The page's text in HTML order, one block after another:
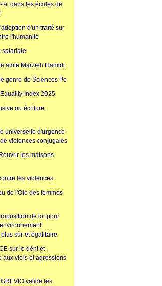
t-il dans les écoles de
d'un traité sur
l'humanité
salariale
amie Marzieh Hamidi
genre de Sciences Po
Index 2025
ou écriture
universelle d'urgence
violences conjugales
les maisons
les violences
de l'Oie des femmes
de loi pour
sûr et égalitaire
sur le déni et
aux viols et agressions
valide les